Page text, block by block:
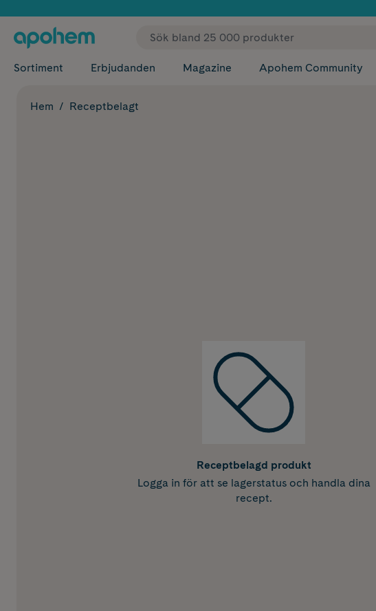
✓ Fri frakt
Sortiment Erbjudanden Magazine Apohem Community
Hem Receptbelagt
Receptbelagd produkt
Logga in för att se lagerstatus och handla dina
recept.